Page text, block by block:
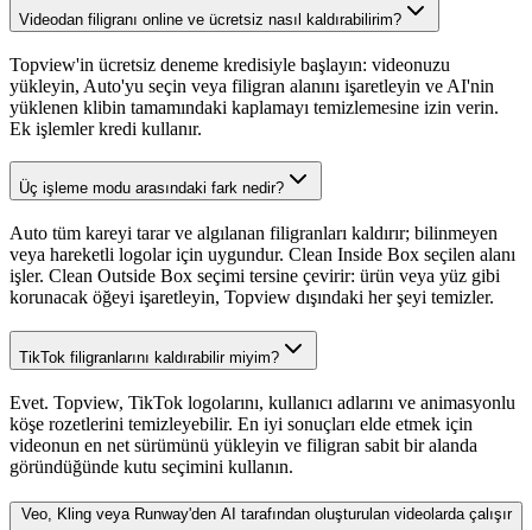
Videodan filigranı online ve ücretsiz nasıl kaldırabilirim?
Topview'in ücretsiz deneme kredisiyle başlayın: videonuzu
yükleyin, Auto'yu seçin veya filigran alanını işaretleyin ve AI'nin
yüklenen klibin tamamındaki kaplamayı temizlemesine izin verin.
Ek işlemler kredi kullanır.
Üç işleme modu arasındaki fark nedir?
Auto tüm kareyi tarar ve algılanan filigranları kaldırır; bilinmeyen
veya hareketli logolar için uygundur. Clean Inside Box seçilen alanı
işler. Clean Outside Box seçimi tersine çevirir: ürün veya yüz gibi
korunacak öğeyi işaretleyin, Topview dışındaki her şeyi temizler.
TikTok filigranlarını kaldırabilir miyim?
Evet. Topview, TikTok logolarını, kullanıcı adlarını ve animasyonlu
köşe rozetlerini temizleyebilir. En iyi sonuçları elde etmek için
videonun en net sürümünü yükleyin ve filigran sabit bir alanda
göründüğünde kutu seçimini kullanın.
Veo, Kling veya Runway'den AI tarafından oluşturulan videolarda çalışır